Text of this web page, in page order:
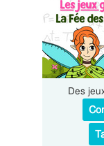
Des